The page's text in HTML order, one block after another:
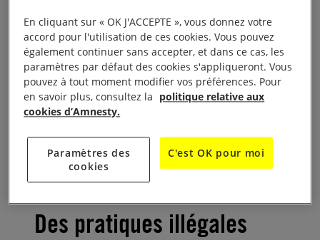
inquiétait pas.
Cette réponse est insuffisante. Il s’agit d’une
pratique qui n’est absolument pas légale. Les
lanceurs d’alertes locaux qui nous ont contacté à ce
de représailles
de la part des autorités.
Des pratiques illégales
En cliquant sur « OK J'ACCEPTE », vous donnez votre
accord pour l'utilisation de ces cookies. Vous pouvez
également continuer sans accepter, et dans ce cas, les
paramètres par défaut des cookies s'appliqueront. Vous
pouvez à tout moment modifier vos préférences. Pour
en savoir plus, consultez la politique relative aux
cookies d’Amnesty.
Paramètres des
cookies
C'est OK pour moi